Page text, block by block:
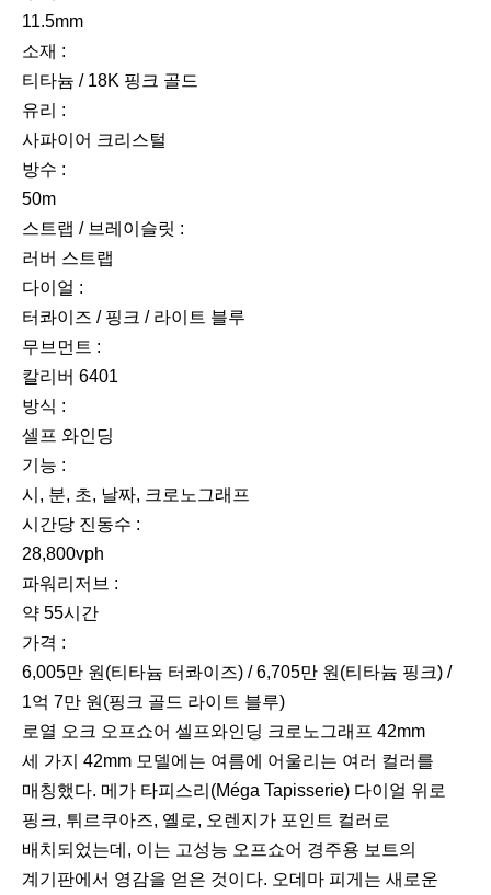
11.5mm
소재 :
티타늄 / 18K 핑크 골드
유리 :
사파이어 크리스털
방수 :
50m
스트랩 / 브레이슬릿 :
러버 스트랩
다이얼 :
터콰이즈 / 핑크 / 라이트 블루
무브먼트 :
칼리버 6401
방식 :
셀프 와인딩
기능 :
시, 분, 초, 날짜, 크로노그래프
시간당 진동수 :
28,800vph
파워리저브 :
약 55시간
가격 :
6,005만 원(티타늄 터콰이즈) / 6,705만 원(티타늄 핑크) /
1억 7만 원(핑크 골드 라이트 블루)
로열 오크 오프쇼어 셀프와인딩 크로노그래프 42mm
세 가지 42mm 모델에는 여름에 어울리는 여러 컬러를
매칭했다. 메가 타피스리(Méga Tapisserie) 다이얼 위로
핑크, 튀르쿠아즈, 옐로, 오렌지가 포인트 컬러로
배치되었는데, 이는 고성능 오프쇼어 경주용 보트의
계기판에서 영감을 얻은 것이다. 오데마 피게는 새로운